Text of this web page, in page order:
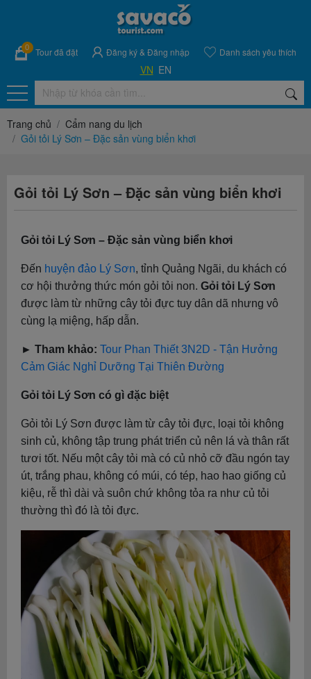
0 Tour đã đặt Đăng ký& Đăng nhập Danh sách yêu thích
VN EN
Trang chủ
Cẩm nang du lịch
Gỏi tỏi Lý Sơn – Đặc sản vùng biển khơi
Gỏi tỏi Lý Sơn – Đặc sản vùng biển khơi
Gỏi tỏi Lý Sơn – Đặc sản vùng biển khơi
Đến huyện đảo Lý Sơn, tỉnh Quảng Ngãi, du khách có
cơ hội thưởng thức món gỏi tỏi non. Gỏi tỏi Lý Sơn
được làm từ những cây tỏi đực tuy dân dã nhưng vô
cùng lạ miệng, hấp dẫn.
► Tham khảo: Tour Phan Thiết 3N2D - Tận Hưởng
Cảm Giác Nghỉ Dưỡng Tại Thiên Đường
Gỏi tỏi Lý Sơn có gì đặc biệt
Gỏi tỏi Lý Sơn được làm từ cây tỏi đực, loại tỏi không
sinh củ, không tập trung phát triển củ nên lá và thân rất
tươi tốt. Nếu một cây tỏi mà có củ nhỏ cỡ đầu ngón tay
út, trắng phau, không có múi, có tép, hao hao giống củ
kiệu, rễ thì dài và suôn chứ không tỏa ra như củ tỏi
thường thì đó là tỏi đực.